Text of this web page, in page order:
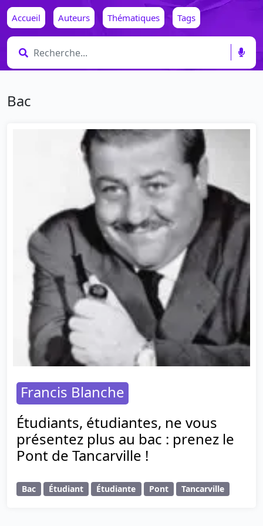
Accueil Auteurs Thématiques Tags
Bac
Francis Blanche
Étudiants, étudiantes, ne vous
présentez plus au bac : prenez le
Pont de Tancarville !
Bac Étudiant Étudiante Pont Tancarville